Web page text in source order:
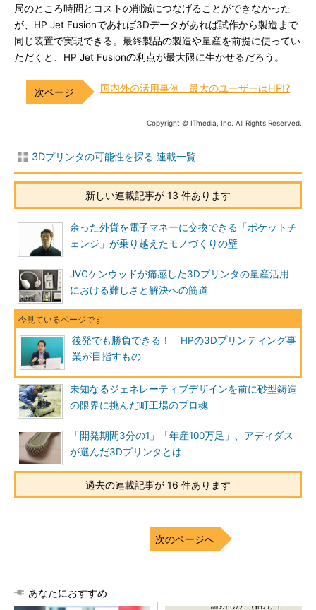
局のところ時間とコストの削減につなげることができなかった
が、HP Jet Fusionであれば3Dデータがあれば試作から製造まで
同じ装置で実現できる。最終製品の製造や量産を前提に使ってい
ただくと、HP Jet Fusionの利点が最大限に生かせるだろう。
国内外の活用事例、最大のユーザーはHP!?
Copyright © ITmedia, Inc. All Rights Reserved.
3Dプリンタの可能性を探る 連載一覧
新しい連載記事が 13 件あります
余った外貨を電子マネーに交換できる「ポケットチ
ェンジ」が乗り越えたモノづくりの壁
JVCケンウッドが痛感した3Dプリンタの量産活用
における難しさと解決への筋道
後発でも勝負できる！ HPの3Dプリンティング事
業が目指すもの
未知なるジェネレーティブデザインを前に砂型鋳造
の限界に挑んだ町工場のプロ魂
「開発期間3分の1」「年産100万足」、アディダス
が選んだ3Dプリンタとは
過去の連載記事が 16 件あります
次のページへ
あなたにおすすめ